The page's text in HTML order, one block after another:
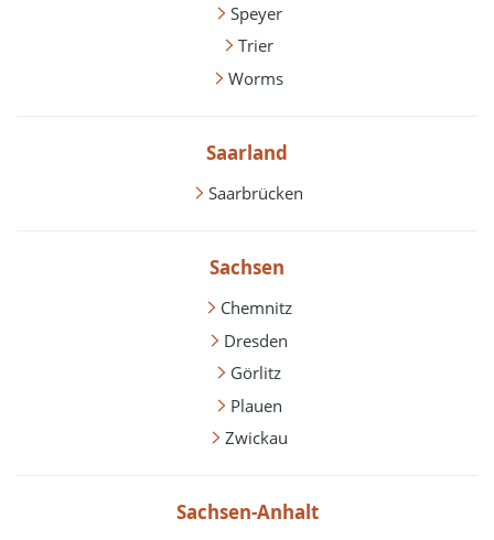
Speyer
Trier
Worms
Saarland
Saarbrücken
Sachsen
Chemnitz
Dresden
Görlitz
Plauen
Zwickau
Sachsen-Anhalt